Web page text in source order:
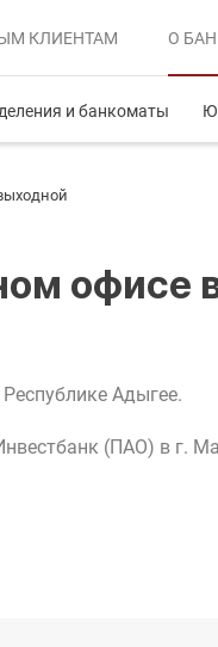
КЛИЕНТАМ О
и банкоматы
офисе
Адыгее.
(ПАО) в г.